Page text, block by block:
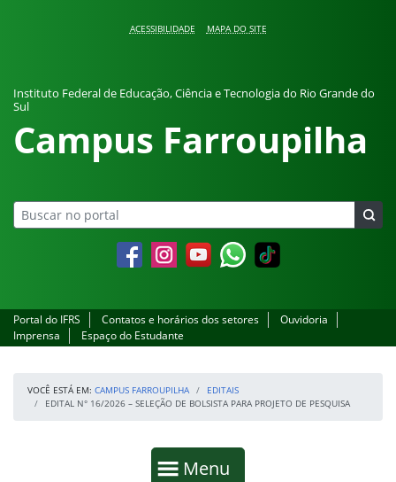
ACESSIBILIDADE MAPA DO SITE
Instituto Federal de Educação, Ciência e Tecnologia do Rio Grande do
Sul
Campus Farroupilha
FacebookInstagramYouTubeWhatsapp
Portal do IFRS Contatos e horários dos setores
Ouvidoria
Imprensa
Espaço do Estudante
VOCÊ ESTÁ EM: CAMPUS FARROUPILHA
EDITAIS
EDITAL N° 16/2026 – SELEÇÃO DE BOLSISTA PARA PROJETO DE PESQUISA
Mostrar
Menu